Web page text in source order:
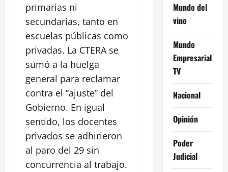
primarias ni
secundarias, tanto en
escuelas públicas como
privadas. La CTERA se
sumó a la huelga
general para reclamar
contra el “ajuste” del
Gobierno. En igual
sentido, los docentes
privados se adhirieron
al paro del 29 sin
concurrencia al trabajo.
Mundo del
vino
Mundo
Empresarial
TV
Nacional
Opinión
Poder
Judicial